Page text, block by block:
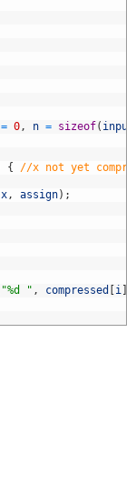
= 0, n = sizeof( input
{
//x not yet
x, assign) ;
"%d " , compressed i